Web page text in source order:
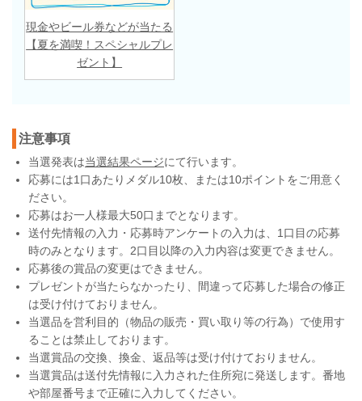
現金やビール券などが当たる
【夏を満喫！スペシャルプレ
ゼント】
注意事項
当選発表は当選結果ページにて行います。
応募には1口あたりメダル10枚、または10ポイントをご用意く
ださい。
応募はお一人様最大50口までとなります。
送付先情報の入力・応募時アンケートの入力は、1口目の応募
時のみとなります。2口目以降の入力内容は変更できません。
応募後の賞品の変更はできません。
プレゼントが当たらなかったり、間違って応募した場合の修正
は受け付けておりません。
当選品を営利目的（物品の販売・買い取り等の行為）で使用す
ることは禁止しております。
当選賞品の交換、換金、返品等は受け付けておりません。
当選賞品は送付先情報に入力された住所宛に発送します。番地
や部屋番号まで正確に入力してください。